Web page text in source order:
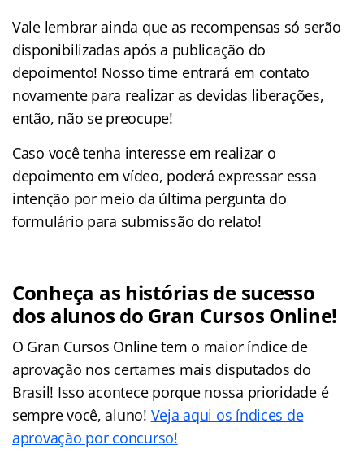
Vale lembrar ainda que as recompensas só serão
disponibilizadas após a publicação do
depoimento! Nosso time entrará em contato
novamente para realizar as devidas liberações,
então, não se preocupe!
Caso você tenha interesse em realizar o
depoimento em vídeo, poderá expressar essa
intenção por meio da última pergunta do
formulário para submissão do relato!
Conheça as histórias de sucesso
dos alunos do Gran Cursos Online!
O Gran Cursos Online tem o maior índice de
aprovação nos certames mais disputados do
Brasil! Isso acontece porque nossa prioridade é
sempre você, aluno! Veja aqui os índices de
aprovação por concurso!